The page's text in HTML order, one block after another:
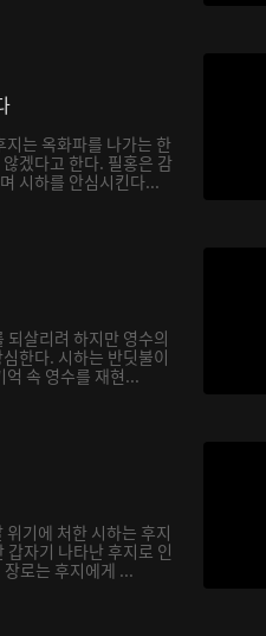
지는 옥화파를 나가는 한
겠다고 한다. 필홍은 감
시하를 안심시킨다...
되살리려 하지만 영수의
한다. 시하는 반딧불이
억 속 영수를 재현...
기에 처한 시하는 후지
자기 나타난 후지로 인
로는 후지에게 ...